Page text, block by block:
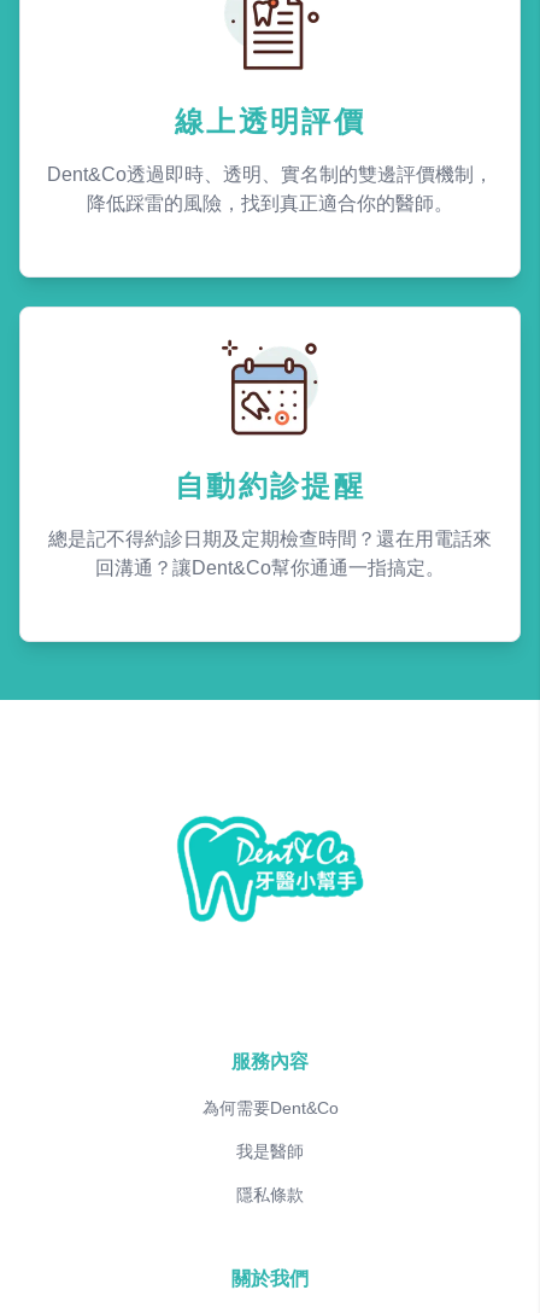
線上透明評價
Dent&Co透過即時、透明、實名制的雙邊評價機制，
降低踩雷的風險，找到真正適合你的醫師。
自動約診提醒
總是記不得約診日期及定期檢查時間？還在用電話來
回溝通？讓Dent&Co幫你通通一指搞定。
服務內容
為何需要Dent&Co
我是醫師
隱私條款
關於我們